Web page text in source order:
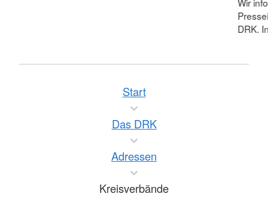
DRK.
Start
Das DRK
Adressen
Kreisverbände